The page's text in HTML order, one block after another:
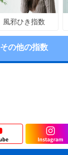
風邪ひき指数
その他の指数